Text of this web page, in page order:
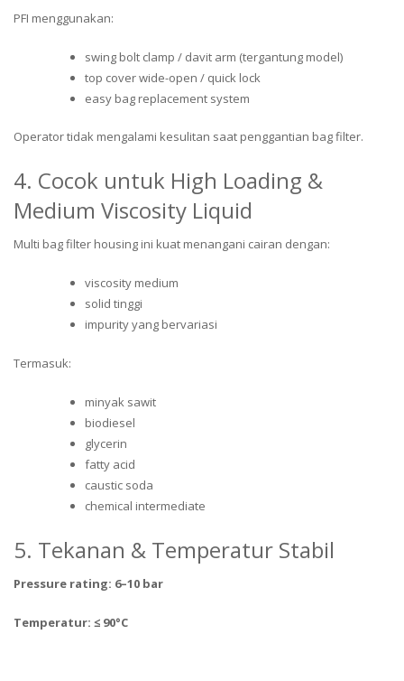
PFI menggunakan:
swing bolt clamp / davit arm (tergantung model)
top cover wide-open / quick lock
easy bag replacement system
Operator tidak mengalami kesulitan saat penggantian bag filter.
4. Cocok untuk High Loading &
Medium Viscosity Liquid
Multi bag filter housing ini kuat menangani cairan dengan:
viscosity medium
solid tinggi
impurity yang bervariasi
Termasuk:
minyak sawit
biodiesel
glycerin
fatty acid
caustic soda
chemical intermediate
5. Tekanan & Temperatur Stabil
Pressure rating: 6–10 bar
Temperatur: ≤ 90°C